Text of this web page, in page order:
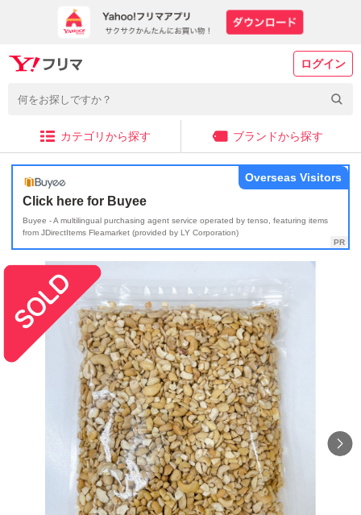
ログイン
カテゴリから探す ブランドから探す
Click here for Buyee
Buyee - A multilingual purchasing agent service operated by tenso, featuring items
from JDirectItems Fleamarket (provided by LY Corporation)
Overseas Visitors